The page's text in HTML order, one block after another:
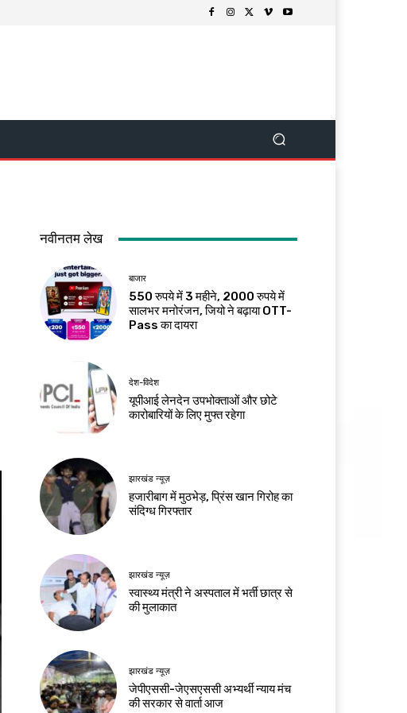
नवीनतम लेख
बाजार
550 रुपये में 3 महीने, 2000 रुपये में
सालभर मनोरंजन, जियो ने बढ़ाया OTT-
Pass का दायरा
देश-विदेश
यूपीआई लेनदेन उपभोक्ताओं और छोटे
कारोबारियों के लिए मुफ्त रहेगा
झारखंड न्यूज़
हजारीबाग में मुठभेड़, प्रिंस खान गिरोह का
संदिग्ध गिरफ्तार
झारखंड न्यूज़
स्वास्थ्य मंत्री ने अस्पताल में भर्ती छात्र से
की मुलाकात
झारखंड न्यूज़
जेपीएससी-जेएसएससी अभ्यर्थी न्याय मंच
की सरकार से वार्ता आज